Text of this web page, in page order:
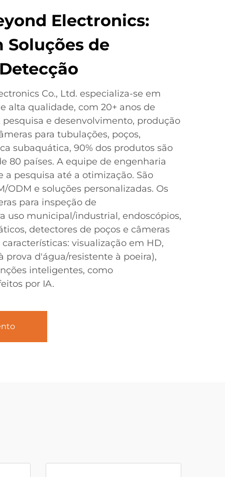
Electronics:
Soluções de
Co., Ltd. especializa-se em
alta qualidade, com 20+ anos de
e desenvolvimento, produção
para tubulações, poços,
subaquática, 90% dos produtos são
80 países. A equipe de engenharia
a pesquisa até a otimização. São
ODM e soluções personalizadas. Os
para inspeção de
uso municipal/industrial, endoscópios,
detectores de poços e câmeras
visualização em HD,
prova d'água/resistente à poeira),
inteligentes, como
por IA.